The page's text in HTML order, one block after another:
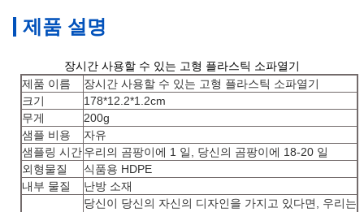
제품 설명
장시간 사용할 수 있는 고형 플라스틱 소파열기
제품 이름
장시간 사용할 수 있는 고형 플라스틱 소파열기
크기
178*12.2*1.2cm
무게
200g
샘플 비용
자유
샘플링 시간우리의 곰팡이에 1 일, 당신의 곰팡이에 18-20 일
외형물질
식품용 HDPE
내부 물질
난방 소재
당신이 당신의 자신의 디자인을 가지고 있다면, 우리는